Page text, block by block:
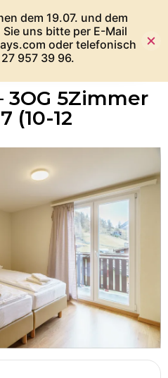
dem 19.07. und dem
uns bitte per E-Mail
oder telefonisch
957 39 96.
3OG 5Zimmer
(10-12